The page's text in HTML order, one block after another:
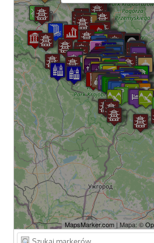
MapsMarker.com| Mapa: ©